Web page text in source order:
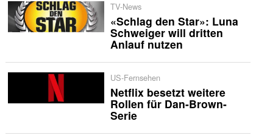
TV-News
«Schlag den Star»: Luna
Schweiger will dritten
Anlauf nutzen
US-Fernsehen
Netflix besetzt weitere
Rollen für Dan-Brown-
Serie